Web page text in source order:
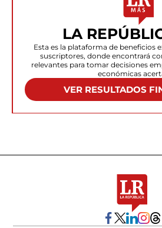
LA
Esta es la plataforma de beneficios
suscriptores, donde encontrará
relevantes para tomar decisiones
económicas
VER RESULTADOS